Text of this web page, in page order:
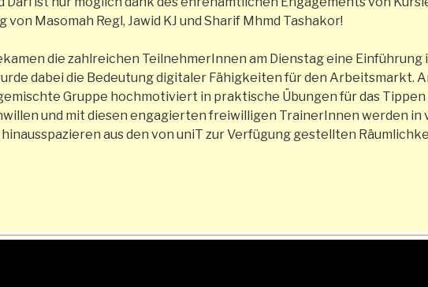
Masomah Regl, Jawid KJ und Sharif Mhmd Tashakor!
die zahlreichen TeilnehmerInnen am Dienstag eine Einführung
dabei die Bedeutung digitaler Fähigkeiten für den Arbeitsmarkt.
Gruppe hochmotiviert in praktische Übungen für das Tippen
und mit diesen engagierten freiwilligen TrainerInnen werden in
aus den von uniT zur Verfügung gestellten